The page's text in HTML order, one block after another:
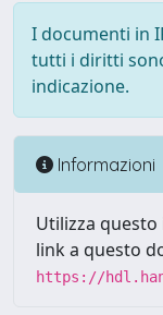
I documenti in
tutti i diritti
indicazione.
Informazioni
Utilizza
link a questo
https://